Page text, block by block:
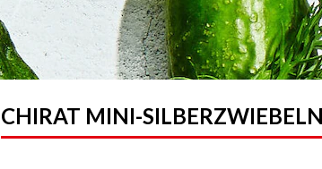
CHIRAT MINI-